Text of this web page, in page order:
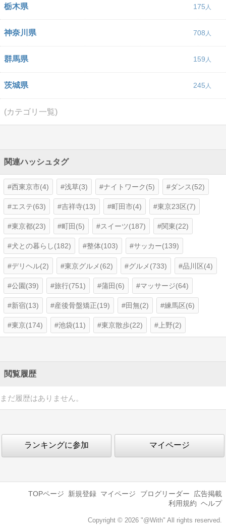
栃木県 175
神奈川県 708
群馬県 159
茨城県 245
(カテゴリ一覧)
関連ハッシュタグ
西東京市(4) 浅草(3) ナイトワーク(5) ダンス(52)
エステ(63) 吉祥寺(13) 町田市(4) 東京23区(7)
東京都(23) 町田(5) スイーツ(187) 関東(22)
犬との暮らし(182) 整体(103) サッカー(139)
デリヘル(2) 東京グルメ(62) グルメ(733) 品川区(4)
公園(39) 旅行(751) 蒲田(6) マッサージ(64)
新宿(13) 産後骨盤矯正(19) 田無(2) 練馬区(6)
東京(174) 池袋(11) 東京散歩(22) 上野(2)
閲覧履歴
まだ履歴はありません。
ランキングに参加 マイページ
TOPページ 新規登録 マイページ ブログリーダー
広告掲載
利用規約 ヘルプ
Copyright © 2026 "@With" All rights reserved.